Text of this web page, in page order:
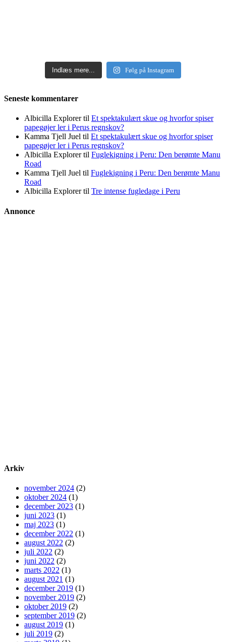
Indlæs mere... Følg på Instagram
Seneste kommentarer
Albicilla Explorertil Et spektakulært skue og hvorfor spiser
papegøjer ler i Perus regnskov?
Kamma Tjell Juel til Et spektakulært skue og hvorfor spiser
papegøjer ler i Perus regnskov?
Albicilla Explorertil Fuglekigning i Peru: Den berømte Manu
Road
Kamma Tjell Juel til Fuglekigning i Peru: Den berømte Manu
Road
Albicilla Explorertil Tre intense fugledage i Peru
Annonce
Arkiv
november 2024 (2)
oktober 2024 (1)
december 2023 (1)
juni 2023 (1)
maj 2023 (1)
december 2022 (1)
august 2022 (2)
juli 2022 (2)
juni 2022 (2)
marts 2022 (1)
august 2021 (1)
december 2019 (1)
november 2019 (2)
oktober 2019 (2)
september 2019 (2)
august 2019 (1)
juli 2019 (2)